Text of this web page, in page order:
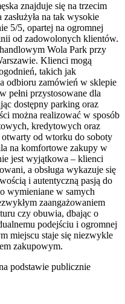
znajduje się na trzecim
na tak wysokie
5/5, opartej na ogromnej
od zadowolonych klientów.
Wola Park przy
Klienci mogą
takich jak
odbioru zamówień w sklepie
pełni przystosowane dla
dostępny parking oraz
można realizować w sposób
kredytowych oraz
od wtorku do soboty
na komfortowe zakupy w
jest wyjątkowa – klienci
a obsługa wykazuje się
i autentyczną pasją do
wymieniane w samych
zaangażowaniem
czy obuwia, dbając o
podejściu i ogromnej
miejscu staje się niezwykle
zakupowym.
podstawie publicznie